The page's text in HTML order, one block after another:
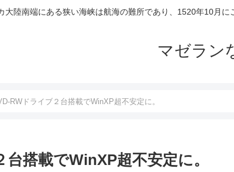
大陸南端にある狭い海峡は航海の難所であり、1520年10月
マゼラン
RWドライブ２台搭載でWinXP超不安定に。
搭載でWinXP超不安定に。